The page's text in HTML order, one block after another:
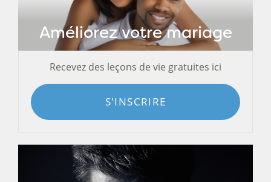
Améliorez votre mariage
Recevez des leçons de vie gratuites ici
S'INSCRIRE